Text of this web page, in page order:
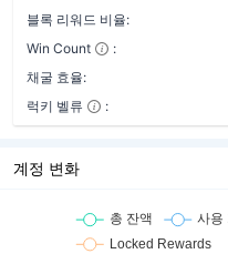
블록 리워드 비율:
Win Count
:
채굴 효율:
럭키 벨류
:
계정 변화